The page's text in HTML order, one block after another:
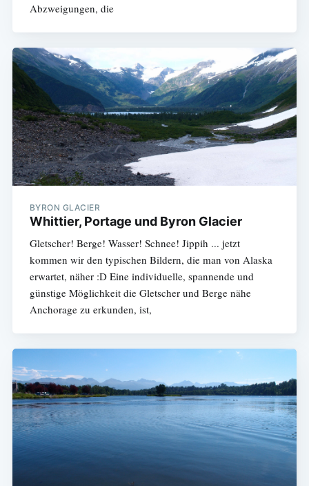
Abzweigungen, die
BYRON GLACIER
Whittier, Portage und Byron Glacier
Gletscher! Berge! Wasser! Schnee! Jippih ... jetzt
kommen wir den typischen Bildern, die man von Alaska
erwartet, näher :D Eine individuelle, spannende und
günstige Möglichkeit die Gletscher und Berge nähe
Anchorage zu erkunden, ist,